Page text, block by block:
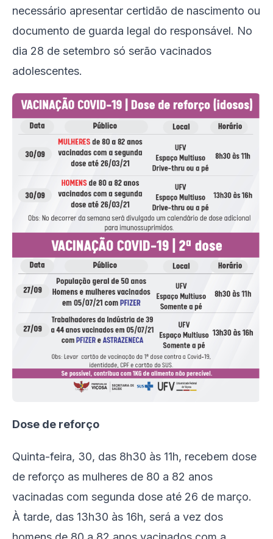
necessário apresentar certidão de nascimento ou
documento de guarda legal do responsável. No
dia 28 de setembro só serão vacinados
adolescentes.
Dose de reforço
Quinta-feira, 30, das 8h30 às 11h, recebem dose
de reforço as mulheres de 80 a 82 anos
vacinadas com segunda dose até 26 de março.
À tarde, das 13h30 às 16h, será a vez dos